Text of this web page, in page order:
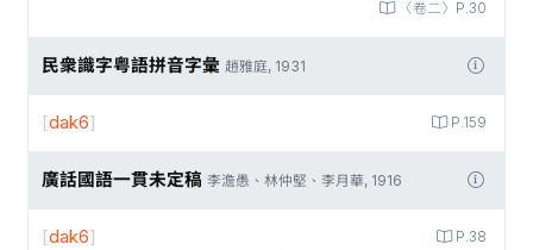
〈卷二〉P.30
民衆識字粤語拼音字彙 趙雅庭, 1931
P.159
[dak6]
廣話國語一貫未定稿 李澹愚、林仲堅、李月華, 1916
P.38
[dak6]